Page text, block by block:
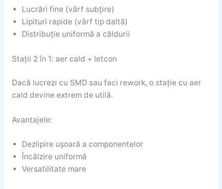
Lucrări fine (vârf subțire)
Lipituri rapide (vârf tip daltă)
Distribuție uniformă a căldurii
Stații 2 în 1: aer cald + letcon
Dacă lucrezi cu SMD sau faci rework, o stație cu aer
cald devine extrem de utilă.
Avantajele:
Dezlipire ușoară a componentelor
Încălzire uniformă
Versatilitate mare